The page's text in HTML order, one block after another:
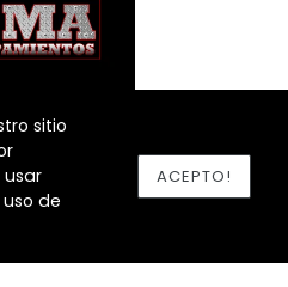
sitio
usar
de
ACEPTO!